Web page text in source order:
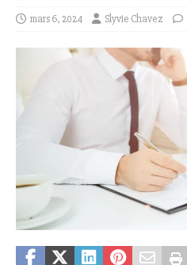
mars 6, 2024 Slyvie Chavez